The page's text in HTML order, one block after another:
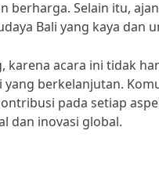
berharga. Selain itu,
Bali yang kaya dan
karena acara ini tidak
berkelanjutan.
pada setiap
dan inovasi global.